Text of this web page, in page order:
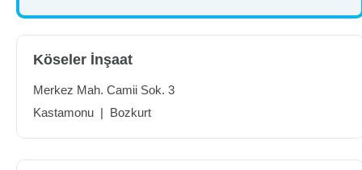
Köseler İnşaat
Merkez Mah. Camii Sok. 3
Kastamonu | Bozkurt